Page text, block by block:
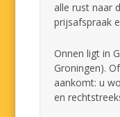
alle rust naar
prijsafspraak
Onnen ligt in
Groningen).
aankomt: u
en